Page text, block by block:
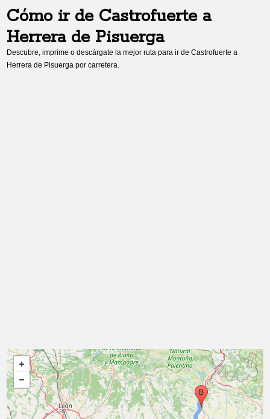
Cómo ir de Castrofuertea
Herrera de Pisuerga
Descubre, imprime o descárgate la mejor ruta para ir deCastrofuerte a
Herrera de Pisuerga por carretera.